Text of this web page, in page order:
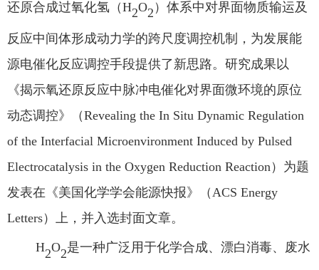
还原合成过氧化氢 （H2O2 ） 体系中对界面物质输运及
反应中间体形成动力学的跨尺度调控机制，为发展能
源电催化反应调控手段提供了新思路。研究成果以
《揭示氧还原反应中脉冲电催化对界面微环境的原位
动态调控》（Revealing the In Situ Dynamic Regulation
of the Interfacial Microenvironment Induced by Pulsed
Electrocatalysis in the Oxygen Reduction Reaction）为题
发表在 《美国化学学会能源快报》 （ACS Energy
Letters） 上，并入选封面文章。
H2O2是一种广泛用于化学合成、漂白消毒、废水